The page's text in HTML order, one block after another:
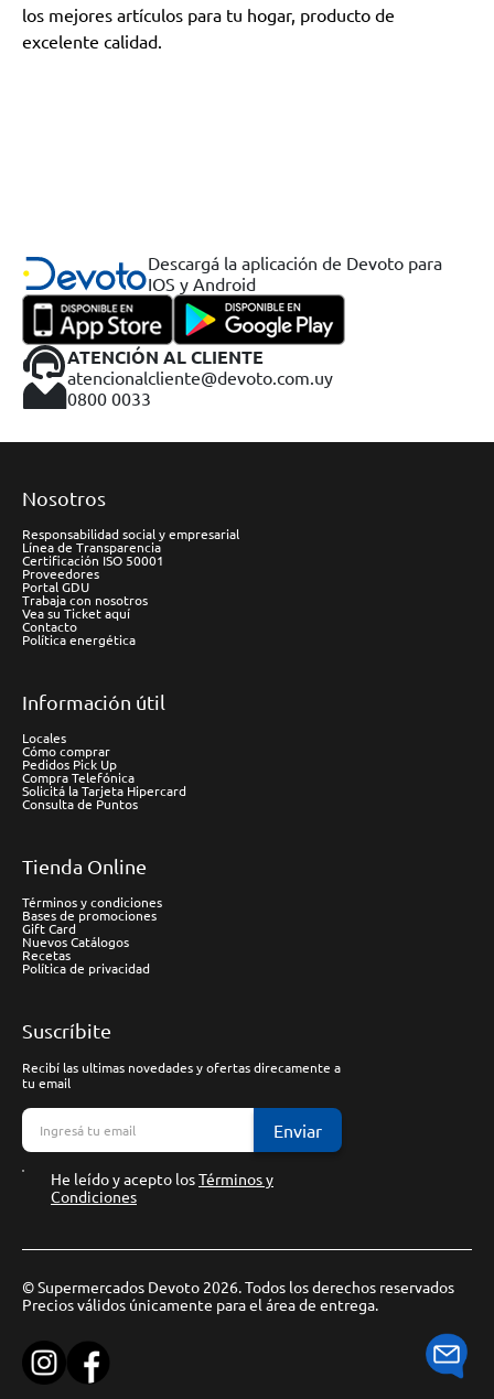
los mejores artículos para tu hogar, producto de
excelente calidad.
Descargá la aplicación de Devoto para
IOS y Android
ATENCIÓN AL CLIENTE
atencionalcliente@devoto.com.uy
0800 0033
Nosotros
Responsabilidad social y empresarial
Línea de Transparencia
Certificación ISO 50001
Proveedores
Portal GDU
Trabaja con nosotros
Vea su Ticket aquí
Contacto
Política energética
Información útil
Locales
Cómo comprar
Pedidos Pick Up
Compra Telefónica
Solicitá la Tarjeta Hipercard
Consulta de Puntos
Tienda Online
Términos y condiciones
Bases de promociones
Gift Card
Nuevos Catálogos
Recetas
Política de privacidad
Suscríbite
Recibí las ultimas novedades y ofertas direcamente a
tu email
Enviar
He leído y acepto losTérminos y
Condiciones
© Supermercados Devoto 2026. Todos los derechos reservados
Precios válidos únicamente para el área de entrega.